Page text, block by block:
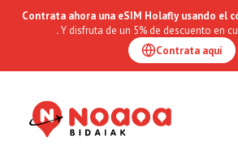
Contrata ahora una eSIM Holafly usando el
. Y disfruta de un 5% de descuento en
Contrata aquí